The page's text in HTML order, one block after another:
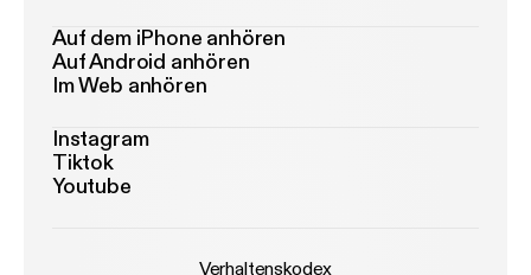
Auf dem iPhone anhören
Auf Android anhören
Im Web anhören
Instagram
Tiktok
Youtube
Verhaltenskodex